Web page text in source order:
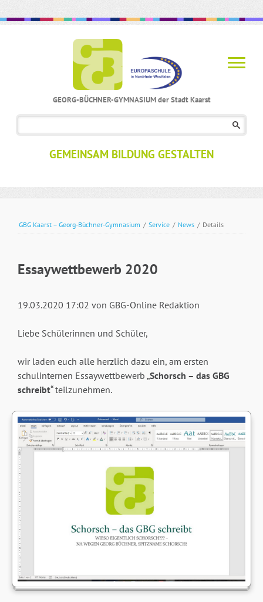
GEORG-BÜCHNER-GYMNASIUM der Stadt Kaarst
GEMEINSAM BILDUNG GESTALTEN
GBG Kaarst – Georg-Büchner-Gymnasium / Service / News / Details
Essaywettbewerb 2020
19.03.2020 17:02 von GBG-Online Redaktion
Liebe Schülerinnen und Schüler,
wir laden euch alle herzlich dazu ein, am ersten
schulinternen Essaywettbewerb „Schorsch – das GBG
schreibt“ teilzunehmen.